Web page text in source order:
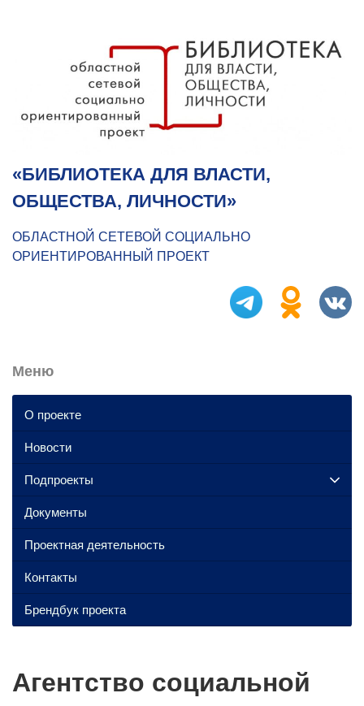
«БИБЛИОТЕКА ДЛЯ ВЛАСТИ,
ОБЩЕСТВА, ЛИЧНОСТИ»
ОБЛАСТНОЙ СЕТЕВОЙ СОЦИАЛЬНО
ОРИЕНТИРОВАННЫЙ ПРОЕКТ
Агентство социальной
Меню
О проекте
Новости
Подпроекты
Документы
Проектная деятельность
Контакты
Брендбук проекта